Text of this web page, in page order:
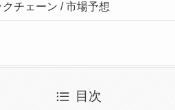
チェーン / 市場予想
目次